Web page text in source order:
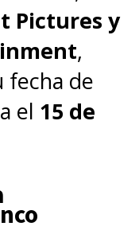
en todo
que
de
la
de los
sí tiene
Pictures y
,
fecha de
el 15 de